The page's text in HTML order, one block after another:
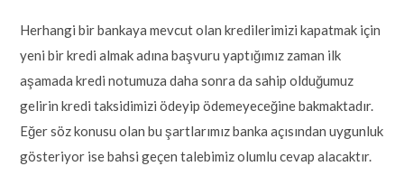
Herhangi bir bankaya mevcut olan kredilerimizi kapatmak için
yeni bir kredi almak adına başvuru yaptığımız zaman ilk
aşamada kredi notumuza daha sonra da sahip olduğumuz
gelirin kredi taksidimizi ödeyip ödemeyeceğine bakmaktadır.
Eğer söz konusu olan bu şartlarımız banka açısından uygunluk
gösteriyor ise bahsi geçen talebimiz olumlu cevap alacaktır.